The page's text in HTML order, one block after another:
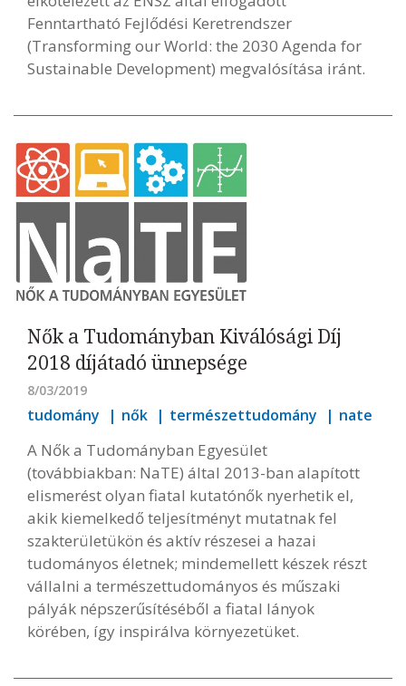
Fenntartható Fejlődési Keretrendszer
(Transforming our World: the 2030 Agenda for
Sustainable Development) megvalósítása iránt.
Nők a Tudományban Kiválósági Díj
2018 díjátadó ünnepsége
8/03/2019
tudomány nők természettudomány nate
A Nők a Tudományban Egyesület
(továbbiakban: NaTE) által 2013-ban alapított
elismerést olyan fiatal kutatónők nyerhetik el,
akik kiemelkedő teljesítményt mutatnak fel
szakterületükön és aktív részesei a hazai
tudományos életnek; mindemellett készek részt
vállalni a természettudományos és műszaki
pályák népszerűsítéséből a fiatal lányok
körében, így inspirálva környezetüket.